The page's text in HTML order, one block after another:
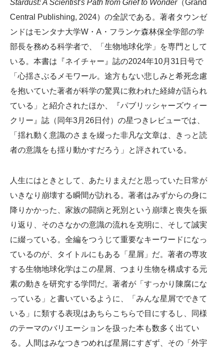
Stardust: A Scientist's Path from Grief to Wonder（Grand
Central Publishing, 2024）の全訳である。著者タウンゼ
ンドはモンタナ大学W・A・フランケ森林保全学部の学
部長を務める科学者で、「生物地球化学」を専門として
いる。本書は『ネイチャー』誌の2024年10月31日号で
「心揺さぶるメモワール。途方もない悲しみと希死念慮
を抱いていた著者が科学の驚異に救われた経緯が語られ
ている」と紹介されたほか、『パブリッシャーズウィー
クリー』誌（同年3月26日付）の星つきレビューでは、
「揺れ動く意識のさまを綴った非凡な文章は、きっと読
者の意識をも揺り動かすだろう」と評されている。
人生にはときとして、あたりまえだと思っていた日常が
いきなり崩壊する瞬間が訪れる。著者はみずからの身に
降りかかった、家族の闘病と死別という崩壊と喪失を振
り返り、そのさなかの意識の流れを克明に、そして誠実
に綴っている。全編をつうじて重要なキーワードになっ
ているのが、タイトルにもある「星屑」だ。著者の専攻
する生物地球化学はこの星屑、つまり生物を構成する元
素の動きを研究する学問だ。著者が「すっかり陳腐にな
っている」と書いているように、「みんな星屑でできて
いる」に類する表現はあちらこちらで目にするし、同様
のテーマのバリエーションを扱った本も数多く出てい
る。人間はみなつきつめれば星屑にすぎず、その「外宇